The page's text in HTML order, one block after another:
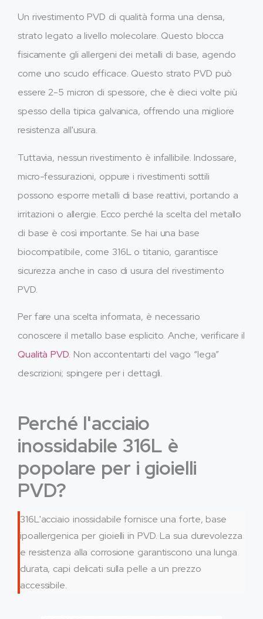
Un rivestimento PVD di qualità forma una densa,
strato legato a livello molecolare. Questo blocca
fisicamente gli allergeni dei metalli di base, agendo
come uno scudo efficace. Questo strato PVD può
essere 2-5 micron di spessore, che è dieci volte più
spesso della tipica galvanica, offrendo una migliore
resistenza all'usura.
Tuttavia, nessun rivestimento è infallibile. Indossare,
micro-fessurazioni, oppure i rivestimenti sottili
possono esporre metalli di base reattivi, portando a
irritazioni o allergie. Ecco perché la scelta del metallo
di base è così importante. Se hai una base
biocompatibile, come 316L o titanio, garantisce
sicurezza anche in caso di usura del rivestimento
PVD.
Per fare una scelta informata, è necessario
conoscere il metallo base esplicito. Anche, verificare il
Qualità PVD. Non accontentarti del vago “lega”
descrizioni; spingere per i dettagli.
Perché l'acciaio
inossidabile 316L è
popolare per i gioielli
PVD?
316L'acciaio inossidabile fornisce una forte, base
ipoallergenica per gioielli in PVD. La sua durevolezza
e resistenza alla corrosione garantiscono una lunga
durata, capi delicati sulla pelle a un prezzo
accessibile.